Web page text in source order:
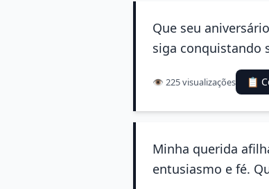
Que seu
siga conquistando
👁️ 225 visualizações 📋
Minha querida
entusiasmo e fé.